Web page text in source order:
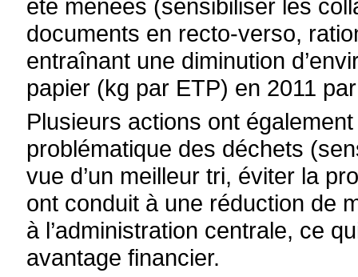
été menées (sensibiliser les
documents en recto-verso,
entraînant une diminution
papier (kg par ETP) en 2011
Plusieurs actions ont
problématique des déchets
vue d’un meilleur tri, éviter la
ont conduit à une réduction de
à l’administration centrale, ce
avantage financier.